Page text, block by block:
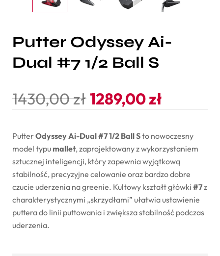
Putter Odyssey Ai-
Dual #7 1/2 Ball S
1430,00zł1289,00zł
Putter OdysseyAi-Dual #71/2 BallSto nowoczesny
model typu mallet,zaprojektowanyzwykorzystaniem
sztucznej inteligencji, któryzapewniawyjątkową
stabilność, precyzyjne celowanie oraz bardzodobre
czucie uderzenia nagreenie. Kultowy kształtgłówki #7z
charakterystycznymi „skrzydłami” ułatwia ustawienie
putterado linii puttowania i zwiększastabilność podczas
uderzenia.